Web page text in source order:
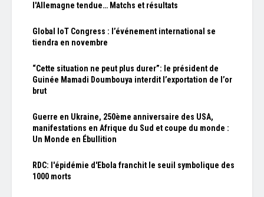
l'Allemagne tendue… Matchs et résultats
Global IoT Congress : l’événement international se
tiendra en novembre
“Cette situation ne peut plus durer”: le président de
Guinée Mamadi Doumbouya interdit l’exportation de l’or
brut
Guerre en Ukraine, 250ème anniversaire des USA,
manifestations en Afrique du Sud et coupe du monde :
Un Monde en Ébullition
RDC: l'épidémie d'Ebola franchit le seuil symbolique des
1000 morts